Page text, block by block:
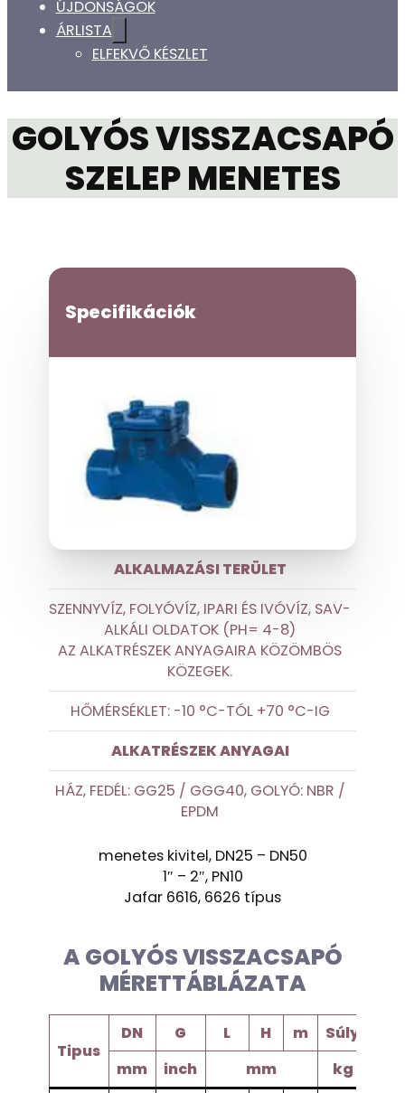
ÚJDONSÁGOK
ÁRLISTA
ELFEKVŐ KÉSZLET
GOLYÓS VISSZACSAPÓ
SZELEP MENETES
Specifikációk
ALKALMAZÁSI TERÜLET
SZENNYVÍZ, FOLYÓVÍZ, IPARI ÉS IVÓVÍZ, SAV-
ALKÁLI OLDATOK (PH= 4-8)
AZ ALKATRÉSZEK ANYAGAIRA KÖZÖMBÖS
KÖZEGEK.
HŐMÉRSÉKLET: -10 °C-TÓL +70 °C-IG
ALKATRÉSZEK ANYAGAI
HÁZ, FEDÉL: GG25 / GGG40, GOLYÓ: NBR /
EPDM
menetes kivitel, DN25 – DN50
1″ – 2″, PN10
Jafar 6616, 6626 típus
A GOLYÓS VISSZACSAPÓ
MÉRETTÁBLÁZATA
Tipus
DN G L H m
Súly
mm
inch mm kg